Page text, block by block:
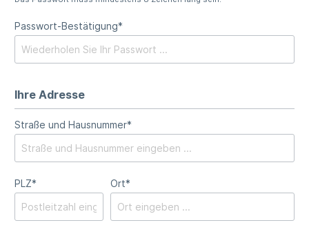
Passwort-Bestätigung*
Ihre Adresse
Straße und Hausnummer*
PLZ* Ort*